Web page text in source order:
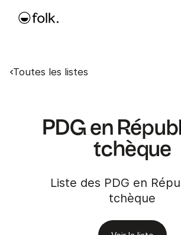
Toutes les listes
PDG en
tchèque
Liste des PDG en
tchèque